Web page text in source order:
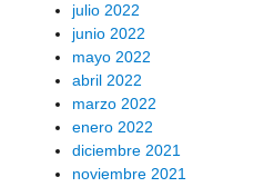
julio 2022
junio 2022
mayo 2022
abril 2022
marzo 2022
enero 2022
diciembre 2021
noviembre 2021